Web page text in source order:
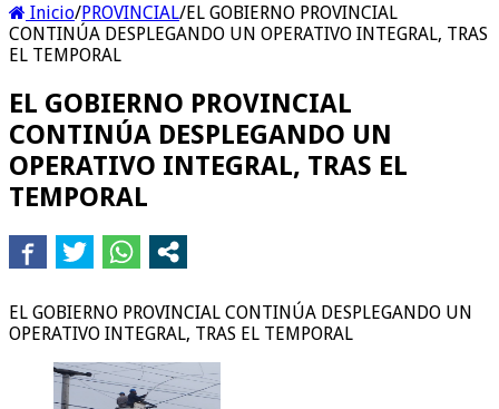
Inicio/PROVINCIAL/EL GOBIERNO PROVINCIAL
CONTINÚA DESPLEGANDO UN OPERATIVO INTEGRAL, TRAS
EL TEMPORAL
EL GOBIERNO PROVINCIAL
CONTINÚA DESPLEGANDO UN
OPERATIVO INTEGRAL, TRAS EL
TEMPORAL
EL GOBIERNO PROVINCIAL CONTINÚA DESPLEGANDO UN
OPERATIVO INTEGRAL, TRAS EL TEMPORAL